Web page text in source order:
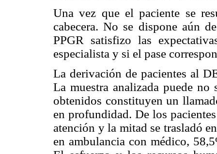
Una vez que el paciente se
cabecera. No se dispone aún
PPGR satisfizo las
especialista y si el pase
La derivación de pacientes al
La muestra analizada puede no
obtenidos constituyen un
en profundidad. De los
atención y la mitad se trasladó
en ambulancia con médico,